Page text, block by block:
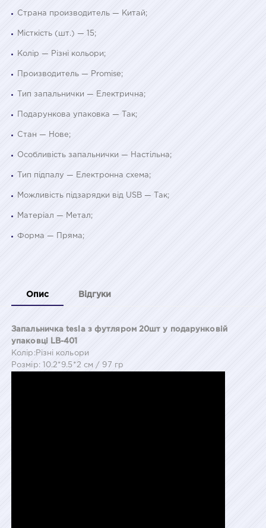
Страна производитель — Китай;
Місткість (шт.) — 15;
Колір — Різні кольори;
Производитель — Promise;
Тип запальнички — Електрична;
Подарункова упаковка — Так;
Стан — Нове;
Особливість запальнички — Настільна;
Тип підпалу — Електронна схема;
Можливість підзарядки від USB — Так;
Матеріал — Метал;
Форма — Пряма;
Опис Відгуки
Запальничка tesla з футляром 20шт у подарунковій
упаковці LB-401
Колір:Різні кольори
Розмір: 10.2*9.5*2 см / 97 гр